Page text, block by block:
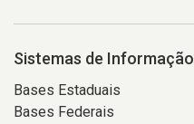
Sistemas de Informação
Bases Estaduais
Bases Federais